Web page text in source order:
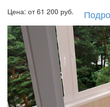
Цена: от61 200 руб.